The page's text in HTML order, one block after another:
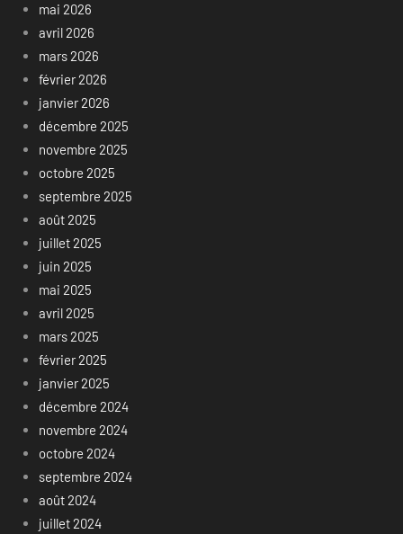
mai 2026
avril 2026
mars 2026
février 2026
janvier 2026
décembre 2025
novembre 2025
octobre 2025
septembre 2025
août 2025
juillet 2025
juin 2025
mai 2025
avril 2025
mars 2025
février 2025
janvier 2025
décembre 2024
novembre 2024
octobre 2024
septembre 2024
août 2024
juillet 2024